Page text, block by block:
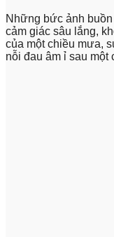
Những bức ảnh
cảm giác sâu lắng,
của một chiều mưa,
nỗi đau âm ỉ sau một